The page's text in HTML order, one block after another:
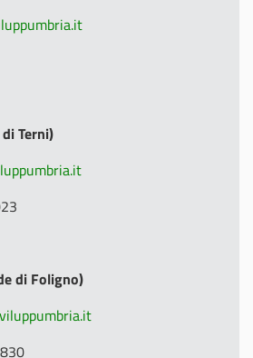
Terni)
di Foligno)